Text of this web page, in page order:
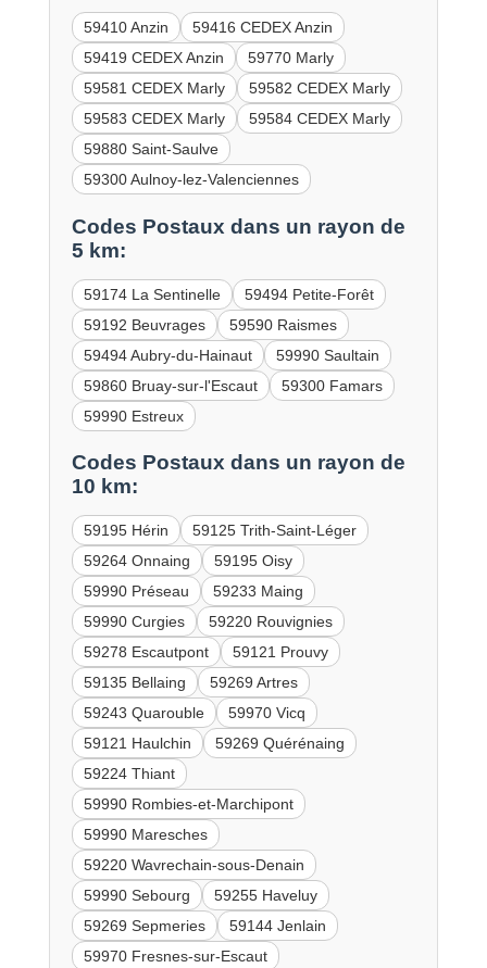
59410 Anzin
59416 CEDEX Anzin
59419 CEDEX Anzin
59770 Marly
59581 CEDEX Marly
59582 CEDEX Marly
59583 CEDEX Marly
59584 CEDEX Marly
59880 Saint-Saulve
59300 Aulnoy-lez-Valenciennes
Codes Postaux dans un rayon de
5 km:
59174 La Sentinelle
59494 Petite-Forêt
59192 Beuvrages
59590 Raismes
59494 Aubry-du-Hainaut
59990 Saultain
59860 Bruay-sur-l'Escaut
59300 Famars
59990 Estreux
Codes Postaux dans un rayon de
10 km:
59195 Hérin
59125 Trith-Saint-Léger
59264 Onnaing
59195 Oisy
59990 Préseau
59233 Maing
59990 Curgies
59220 Rouvignies
59278 Escautpont
59121 Prouvy
59135 Bellaing
59269 Artres
59243 Quarouble
59970 Vicq
59121 Haulchin
59269 Quérénaing
59224 Thiant
59990 Rombies-et-Marchipont
59990 Maresches
59220 Wavrechain-sous-Denain
59990 Sebourg
59255 Haveluy
59269 Sepmeries
59144 Jenlain
59970 Fresnes-sur-Escaut